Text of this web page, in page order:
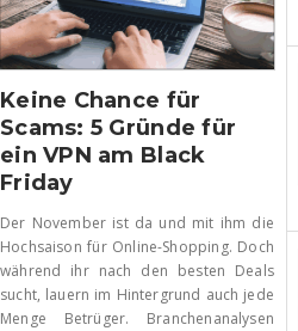
Keine Chance für
Scams: 5 Gründe für
ein VPN am Black
Friday
Der November ist da und mit ihm die
Hochsaison für Online-Shopping. Doch
während ihr nach den besten Deals
sucht, lauern im Hintergrund auch jede
Menge Betrüger. Branchenanalysen